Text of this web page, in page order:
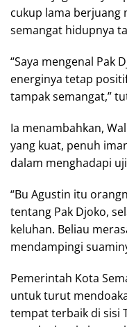
cukup lama berjuang
semangat hidupnya
“Saya mengenal Pak
energinya tetap
tampak semangat,”
Ia menambahkan,
yang kuat, penuh
dalam menghadapi
“Bu Agustin itu
tentang Pak Djoko,
keluhan. Beliau
mendampingi
Pemerintah Kota
untuk turut
tempat terbaik di sisi